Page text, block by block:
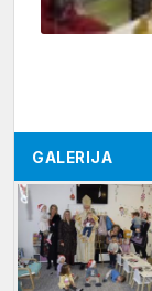
GALERIJA